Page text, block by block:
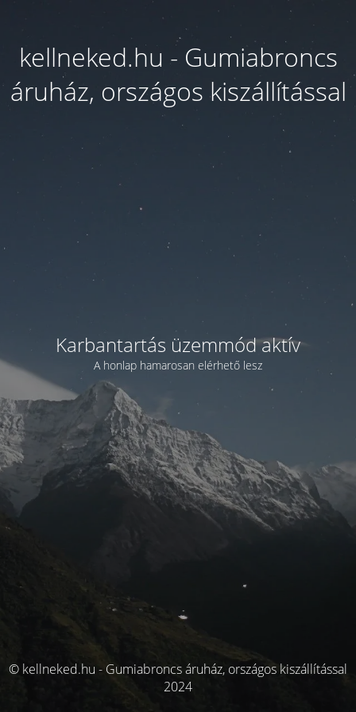
kellneked.hu - Gumiabroncs
áruház, országos kiszállítással
Karbantartás üzemmód aktív
A honlap hamarosan elérhető lesz
© kellneked.hu - Gumiabroncs áruház, országos kiszállítással
2024